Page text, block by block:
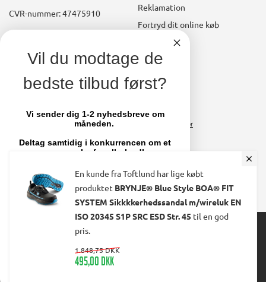
CVR-nummer: 47475910
Reklamation
Fortryd dit online køb
Konto
Brugerkonto, startside
Fakturaer
square
facebook
© 2024 Ølholm A/S. All Rights Reserved.
En kunde fra Toftlund har lige købt
produktet BRYNJE® Blue Style BOA® FIT
SYSTEM Sikkkkerhedssandal m/wireluk EN
ISO 20345 S1P SRC ESD Str. 45 til en god
pris.
1.848,75 DKK
495,00 DKK
Vil du modtage de
bedste tilbud først?
Vi sender dig 1-2 nyhedsbreve om
måneden.
Deltag samtidig i konkurrencen om et
par nye sko fra olholm.dk
Email
TILMELD MIG
Nej tak